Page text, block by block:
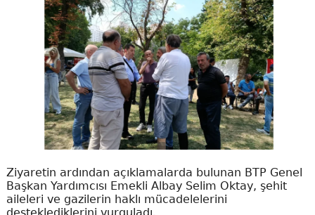
Ziyaretin ardından açıklamalarda bulunan BTP Genel
Başkan Yardımcısı Emekli Albay Selim Oktay, şehit
aileleri ve gazilerin haklı mücadelelerini